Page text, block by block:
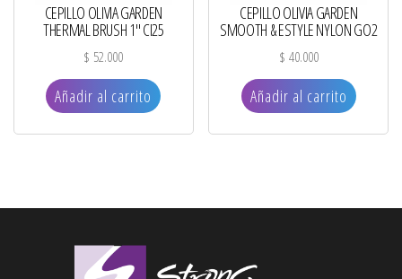
CEPILLO OLIVIA GARDEN
THERMAL BRUSH 1″ CI25
$ 52.000
Añadir al carrito
CEPILLO OLIVIA GARDEN
SMOOTH & ESTYLE NYLON GO2
$ 40.000
Añadir al carrito